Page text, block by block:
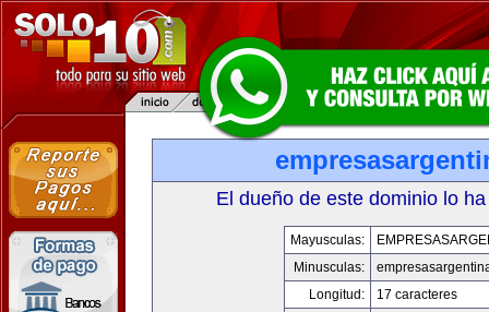
El dueño de este dominio lo
Mayusculas:
Minusculas:
Longitud:
17 caracteres